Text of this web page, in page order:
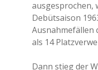
ausgesprochen,
Debütsaison
Ausnahmefällen
als 14
Dann stieg der